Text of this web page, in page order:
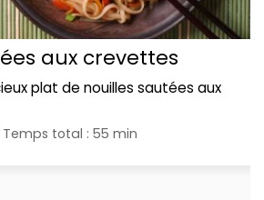
aux crevettes
plat de nouilles sautées aux
Temps total : 55 min